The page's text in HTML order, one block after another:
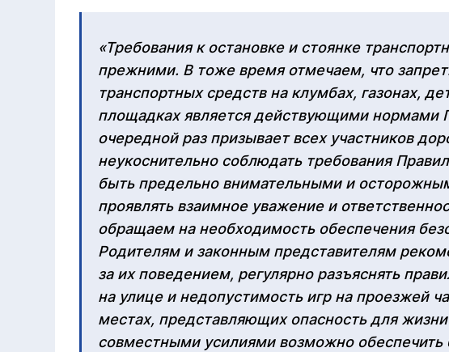
«Требования к остановке и стоянке
прежними. В тоже время отмечаем, что
транспортных средств на клумбах, газонах,
площадках является действующими
очередной раз призывает всех участников
неукоснительно соблюдать требования
быть предельно внимательными и
проявлять взаимное уважение и
обращаем на необходимость обеспечения
Родителям и законным представителям
за их поведением, регулярно разъяснять
на улице и недопустимость игр на проезжей
местах, представляющих опасность для
совместными усилиями возможно обеспечить